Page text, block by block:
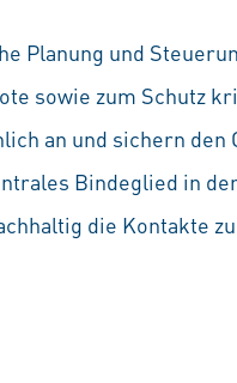
Planung und
sowie zum Schutz
an und sichern
Bindeglied in
die Kontakte